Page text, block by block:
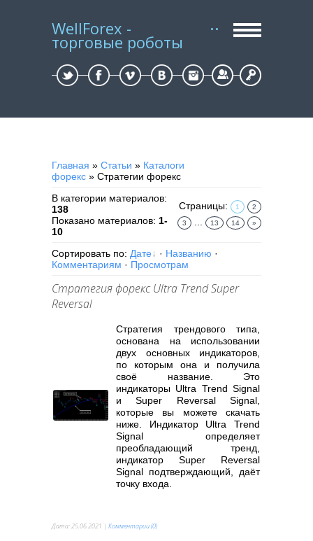
WellForex -
торговые роботы
Регистрация
Главная » Статьи » Каталоги
форекс » Стратегии форекс
В категории материалов:
138
Показано материалов: 1-
10
Страницы: 1 2
3 13 14 »
Сортировать по: Дате · Названию ·
Комментариям · Просмотрам
Стратегия форекс Ultra Trend Super
Reversal
Стратегия трендового типа,
основана на использовании
двух основных индикаторов,
по которым она и получила
своё название. Это
индикаторы Ultra Trend Signal
и Super Reversal Signal,
которые вы можете скачать
ниже. Индикатор Ultra Trend
Signal определяет
преобладающий тренд,
индикатор Super Reversal
Signal подтверждающий, даёт
точку входа.
Дата:25.06.2021 | Комментарии (0)